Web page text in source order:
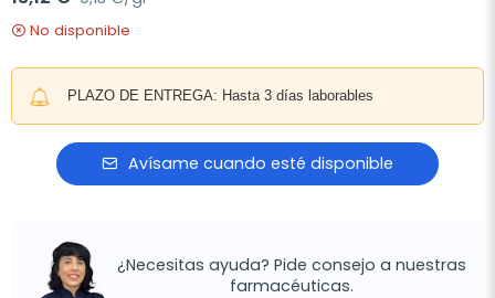
No disponible
PLAZO DE ENTREGA: Hasta 3 días laborables
Avísame cuando esté disponible
¿Necesitas ayuda? Pide consejo a nuestras
farmacéuticas.